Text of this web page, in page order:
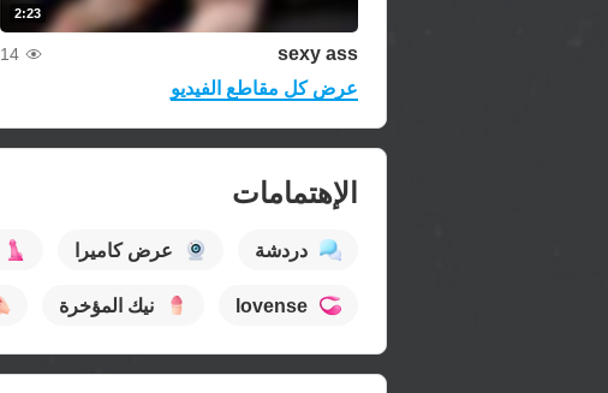
2:23
sexy ass
14
عرض كل مقاطع الفيديو
الإهتمامات
دردشة عرض كاميرا
lovense نيك المؤخرة